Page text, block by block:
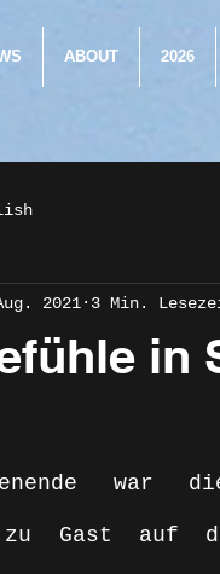
ABOUT 2026
in
2021 3 Min.
war
zu Gast